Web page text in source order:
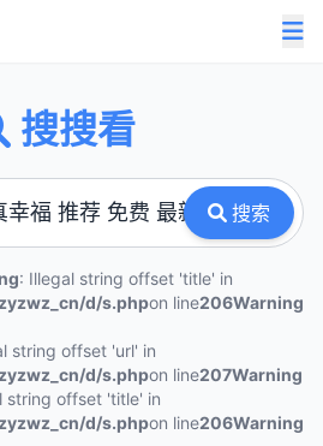
搜搜看
搜索
: Illegal string offset 'title' in
d/s.phpon line206Warning
string offset 'url' in
d/s.phpon line207Warning
string offset 'title' in
d/s.phpon line206Warning